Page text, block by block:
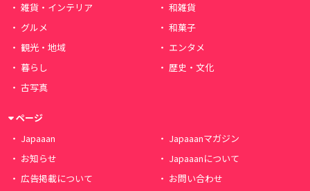
雑貨・インテリア
和雑貨
グルメ
和菓子
観光・地域
エンタメ
暮らし
歴史・文化
古写真
ページ
Japaaan
Japaaanマガジン
お知らせ
Japaaanについて
広告掲載について
お問い合わせ